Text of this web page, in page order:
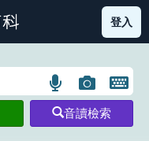
部首索引表圖示
登入
語
言
搜
圖
片
搜
開
鍵
音讀檢索